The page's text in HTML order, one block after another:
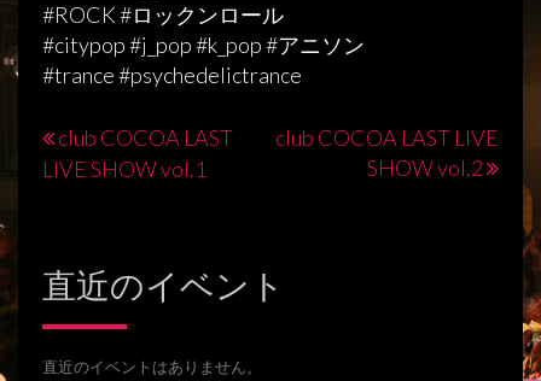
#ROCK #ロックンロール
#citypop #j_pop #k_pop #アニソン
#trance #psychedelictrance
投
ビ
ゲ
ー
club COCOA LAST
LIVE SHOW vol.1
club COCOA LAST LIVE
SHOW vol.2
直近のイベント
直近のイベントはありません。